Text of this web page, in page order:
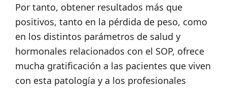
Por tanto, obtener resultados más que
positivos, tanto en la pérdida de peso, como
en los distintos parámetros de salud y
hormonales relacionados con el SOP, ofrece
mucha gratificación a las pacientes que viven
con esta patología y a los profesionales